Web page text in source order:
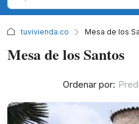
tuvivienda.co Mesa de los
Mesa de los Santos
Ordenar por: